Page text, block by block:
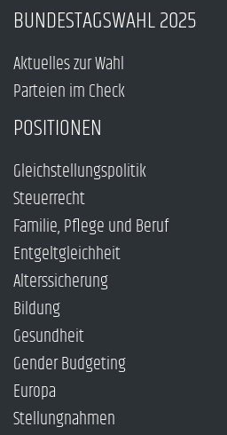
BUNDESTAGSWAHL 2025
Aktuelles zur Wahl
Parteien im Check
POSITIONEN
Gleichstellungspolitik
Steuerrecht
Familie, Pflege und Beruf
Entgeltgleichheit
Alterssicherung
Bildung
Gesundheit
Gender Budgeting
Europa
Stellungnahmen